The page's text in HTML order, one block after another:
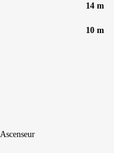
14 m
10 m
Ascenseur